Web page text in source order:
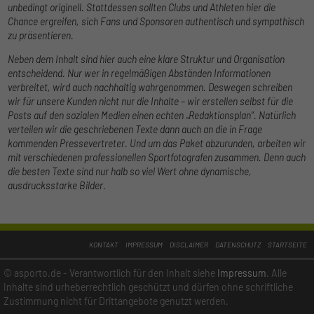
unbedingt originell. Stattdessen sollten Clubs und Athleten hier die
Chance ergreifen, sich Fans und Sponsoren authentisch und sympathisch
zu präsentieren.
Neben dem Inhalt sind hier auch eine klare Struktur und Organisation
entscheidend. Nur wer in regelmäßigen Abständen Informationen
verbreitet, wird auch nachhaltig wahrgenommen. Deswegen schreiben
wir für unsere Kunden nicht nur die Inhalte – wir erstellen selbst für die
Posts auf den sozialen Medien einen echten „Redaktionsplan“. Natürlich
verteilen wir die geschriebenen Texte dann auch an die in Frage
kommenden Pressevertreter. Und um das Paket abzurunden, arbeiten wir
mit verschiedenen professionellen Sportfotografen zusammen. Denn auch
die besten Texte sind nur halb so viel Wert ohne dynamische,
ausdrucksstarke Bilder.
STARTSEITE
DATENSCHUTZ
DISCLAIMER
IMPRESSUM
KONTAKT
© asporto.de - Verantwortlich für den Inhalt siehe Impressum. Alle
Inhalte sind urheberrechtlich geschützt und dürfen ohne schriftliche
Zustimmung nicht für Drittangebote genutzt werden.
Speichern Nur essenzielle Cookies akzeptieren
Datenschutzeinstellungen
Essenziell (1)
Essenzielle Cookies ermöglichen grundlegende Funktionen und sind für die
einwandfreie Funktion der Website erforderlich.
Cookie-Informationen anzeigen
Externe Medien (5)
Inhalte von Videoplattformen und Social-Media-Plattformen werden
standardmäßig blockiert. Wenn Cookies von externen Medien akzeptiert
Cookie-Informationen anzeigen